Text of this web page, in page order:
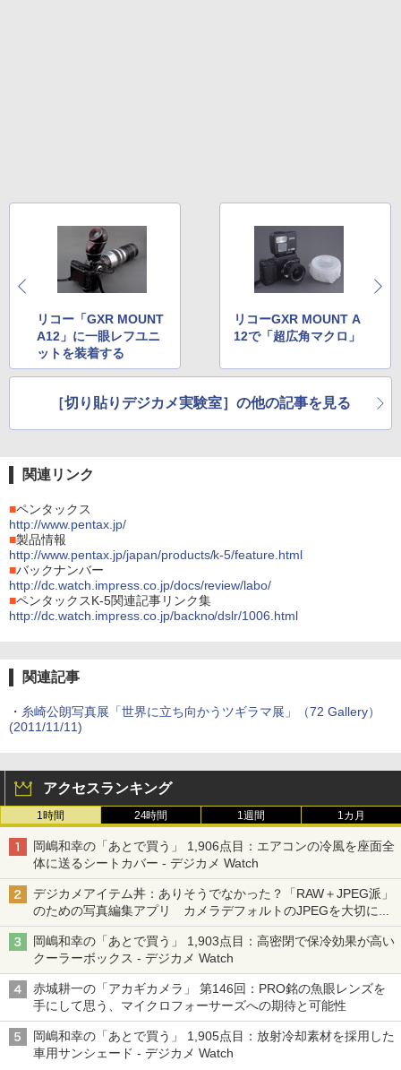
リコー「GXR MOUNT
A12」に一眼レフユニ
ットを装着する
リコーGXR MOUNT A
12で「超広角マクロ」
［切り貼りデジカメ実験室］の他の記事を見る
関連リンク
■ペンタックス
http://www.pentax.jp/
■製品情報
http://www.pentax.jp/japan/products/k-5/feature.html
■バックナンバー
http://dc.watch.impress.co.jp/docs/review/labo/
■ペンタックスK-5関連記事リンク集
http://dc.watch.impress.co.jp/backno/dslr/1006.html
関連記事
・ 糸崎公朗写真展「世界に立ち向かうツギラマ展」（72 Gallery）
(2011/11/11)
アクセスランキング
1時間 24時間 1週間 1カ月
岡嶋和幸の「あとで買う」 1,906点目：エアコンの冷風を座面全
体に送るシートカバー - デジカメ Watch
デジカメアイテム丼：ありそうでなかった？「RAW＋JPEG派」
のための写真編集アプリ カメラデフォルトのJPEGを大切にす
る「Filmator」
岡嶋和幸の「あとで買う」 1,903点目：高密閉で保冷効果が高い
クーラーボックス - デジカメ Watch
赤城耕一の「アカギカメラ」 第146回：PRO銘の魚眼レンズを
手にして思う、マイクロフォーサーズへの期待と可能性
岡嶋和幸の「あとで買う」 1,905点目：放射冷却素材を採用した
車用サンシェード - デジカメ Watch